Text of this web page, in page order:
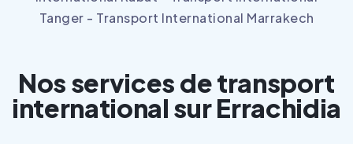
Nos services de transport
international sur Errachidia